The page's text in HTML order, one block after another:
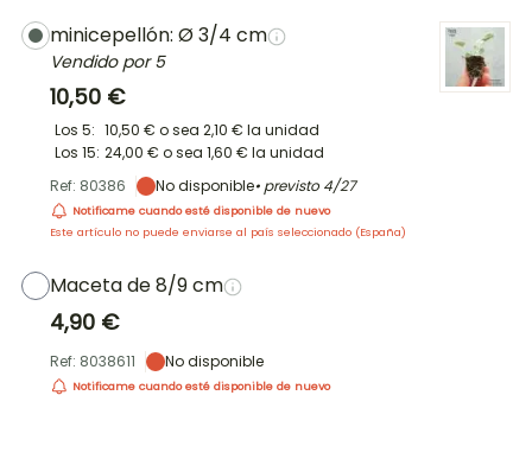
minicepellón: Ø 3/4 cm
Vendido por 5
10,50 €
Los 5: 10,50 € o sea 2,10 € la unidad
Los 15: 24,00 € o sea 1,60 € la unidad
Ref: 80386
No disponible• previsto 4/27
Notificame cuando esté disponible de nuevo
Este artículo no puede enviarse al país seleccionado (España)
Maceta de 8/9 cm
4,90 €
Ref: 8038611 No disponible
Notificame cuando esté disponible de nuevo